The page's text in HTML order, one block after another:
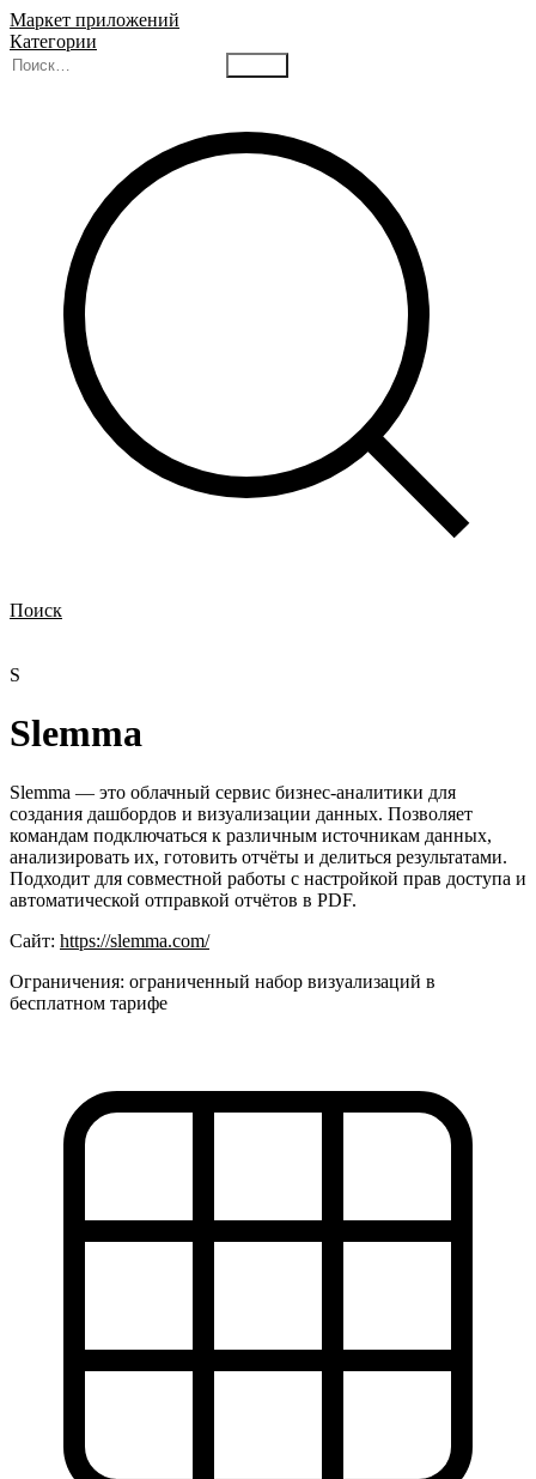
Маркет приложений
Категории
Поиск
S
Slemma
Slemma — это облачный сервис бизнес-аналитики для
создания дашбордов и визуализации данных. Позволяет
командам подключаться к различным источникам данных,
анализировать их, готовить отчёты и делиться результатами.
Подходит для совместной работы с настройкой прав доступа и
автоматической отправкой отчётов в PDF.
Сайт: https://slemma.com/
Ограничения: ограниченный набор визуализаций в
бесплатном тарифе